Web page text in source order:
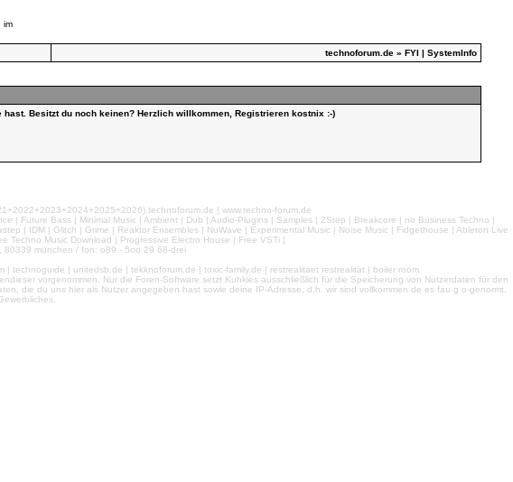
im
technoforum.de » FYI | SystemInfo
Besitzt du noch keinen? Herzlich willkommen, Registrieren kostnix :-)
technoforum.de | www.techno-forum.de
| Future Bass | Minimal Music | Ambient | Dub | Audio-Plugins | Samples | 2Step | Breakcore | no Business Techno |
| IDM | Glitch | Grime | Reaktor Ensembles | NuWave | Experimental Music | Noise Music | Fidgethouse | Ableton Live
Techno Music Download | Progressive Electro House | Free VSTi |
80339 münchen / fon: o89 - 5oo 29 68-drei
technoguide | unitedsb.de | tekknoforum.de | toxic-family.de | restrealitaet restrealität | boiler room
vorgenommen. Nur die Foren-Software setzt Kuhkies ausschließlich für die Speicherung von Nutzerdaten für den
die du uns hier als Nutzer angegeben hast sowie deine IP-Adresse, d.h. wir sind vollkommen de es fau g o-genormt,